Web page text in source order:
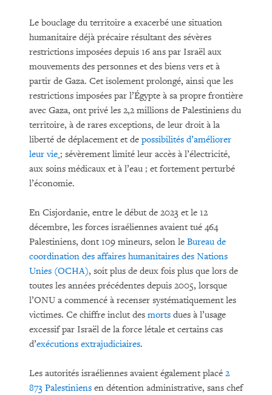
Le bouclage du territoire a exacerbé une situation
humanitaire déjà précaire résultant des sévères
restrictions imposées depuis 16 ans par Israël aux
mouvements des personnes et des biens vers et à
partir de Gaza. Cet isolement prolongé, ainsi que les
restrictions imposées par l’Égypte à sa propre frontière
avec Gaza, ont privé les 2,2 millions de Palestiniens du
territoire, à de rares exceptions, de leur droit à la
liberté de déplacement et de possibilités d’améliorer
leur vie ; sévèrement limité leur accès à l’électricité,
aux soins médicaux et à l’eau ; et fortement perturbé
l’économie.
En Cisjordanie, entre le début de 2023 et le 12
décembre, les forces israéliennes avaient tué 464
Palestiniens, dont 109 mineurs, selon le Bureau de
coordination des affaires humanitaires des Nations
Unies (OCHA), soit plus de deux fois plus que lors de
toutes les années précédentes depuis 2005, lorsque
l’ONU a commencé à recenser systématiquement les
victimes. Ce chiffre inclut des morts dues à l’usage
excessif par Israël de la force létale et certains cas
d’exécutions extrajudiciaires.
Les autorités israéliennes avaient également placé 2
873 Palestiniens en détention administrative, sans chef